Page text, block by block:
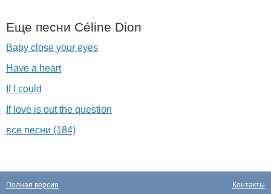
Еще песни Céline Dion
Baby close your eyes
Have a heart
If I could
If love is out the question
все песни (184)
Контакты
Полная версия